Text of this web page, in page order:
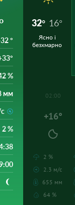
°
%
мм
2 %
32° 16°
Ясно і
безхмарно
02:00
+16°
2 %
2.3 м/с
655 мм
64 %